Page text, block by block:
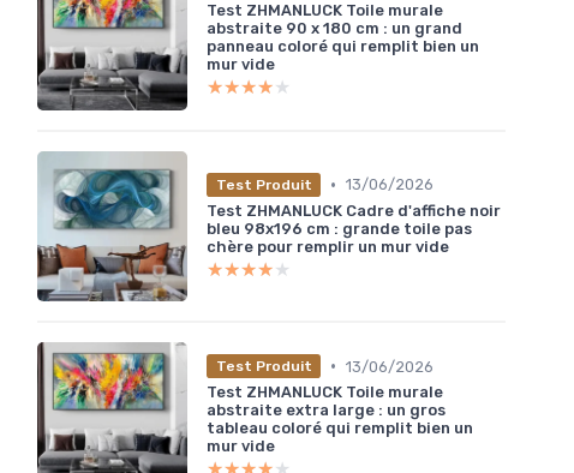
Test ZHMANLUCK Toile murale
abstraite 90 x 180 cm : un grand
panneau coloré qui remplit bien un
mur vide
★★★★★
★★★★★
Test Produit • 13/06/2026
Test ZHMANLUCK Cadre d'affiche noir
bleu 98x196 cm : grande toile pas
chère pour remplir un mur vide
★★★★★
★★★★★
Test Produit • 13/06/2026
Test ZHMANLUCK Toile murale
abstraite extra large : un gros
tableau coloré qui remplit bien un
mur vide